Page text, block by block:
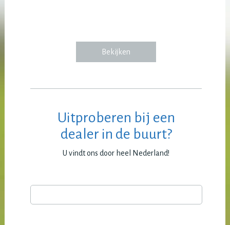
Bekijken
Uitproberen bij een
dealer in de buurt?
U vindt ons door heel Nederland!